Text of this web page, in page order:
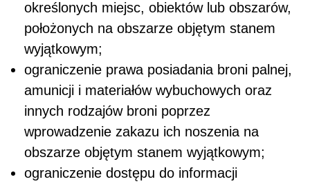
określonych miejsc, obiektów lub obszarów,
położonych na obszarze objętym stanem
wyjątkowym;
ograniczenie prawa posiadania broni palnej,
amunicji i materiałów wybuchowych oraz
innych rodzajów broni poprzez
wprowadzenie zakazu ich noszenia na
obszarze objętym stanem wyjątkowym;
ograniczenie dostępu do informacji